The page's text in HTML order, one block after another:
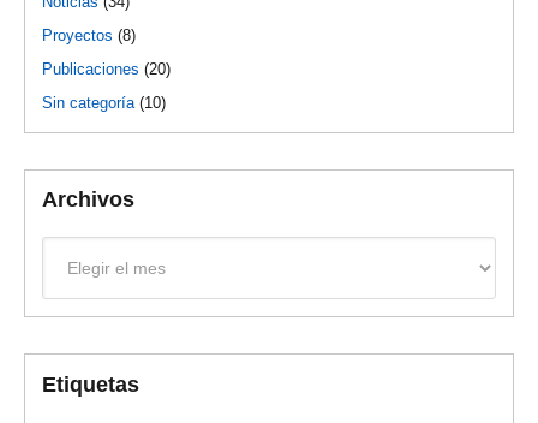
Proyectos (8)
Publicaciones (20)
Sin categoría(10)
Archivos
Etiquetas